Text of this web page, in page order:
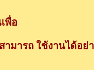
พื่อ
สามารถ ใช้งานได้อย่